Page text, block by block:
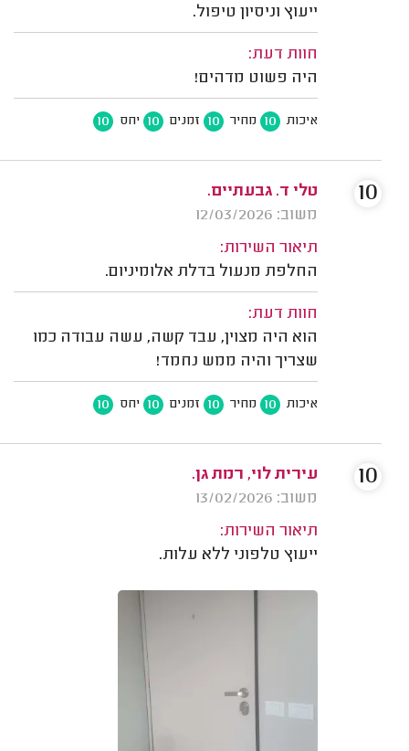
ייעוץ וניסיון טיפול.
חוות דעת:
היה פשוט מדהים!
איכות 10 מחיר 10 זמנים 10 יחס 10
טלי ד. גבעתיים.
משוב: 12/03/2026
תיאור השירות:
החלפת מנעול בדלת אלומיניום.
חוות דעת:
הוא היה מצוין, עבד קשה, עשה עבודה כמו
שצריך והיה ממש נחמד!
איכות 10 מחיר 10 זמנים 10 יחס 10
10
עירית לוי, רמת גן.
משוב: 13/02/2026
תיאור השירות:
ייעוץ טלפוני ללא עלות.
10